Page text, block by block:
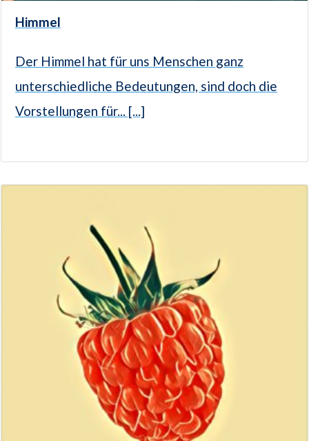
Himmel
Der Himmel hat für uns Menschen ganz
unterschiedliche Bedeutungen, sind doch die
Vorstellungen für... [...]